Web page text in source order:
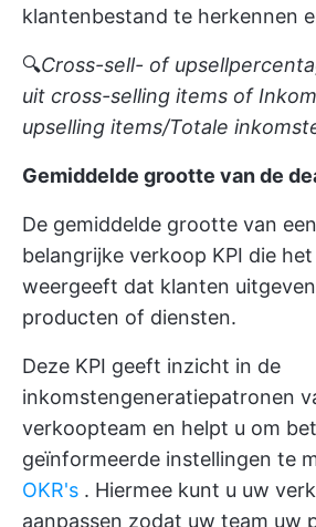
klantenbestand te herkennen
🔍Cross-sell- of
uit cross-selling items of
upselling items/Totale
Gemiddelde grootte van de
De gemiddelde grootte van
belangrijke verkoop KPI die
weergeeft dat klanten
producten of diensten.
Deze KPI geeft inzicht in de
inkomstengeneratiepatronen
verkoopteam en helpt u om
geïnformeerde instellingen te
OKR's . Hiermee kunt u uw
aanpassen zodat uw team uw